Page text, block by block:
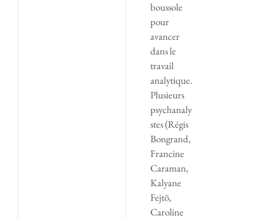
boussole
pour
avancer
dans le
travail
analytique.
Plusieurs
psychanaly
stes (Régis
Bongrand,
Francine
Caraman,
Kalyane
Fejtö,
Caroline